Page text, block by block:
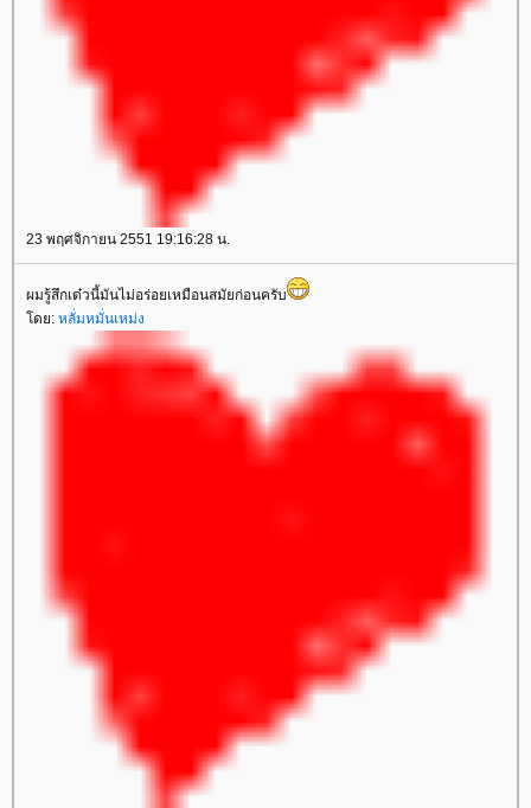
23 พฤศจิกายน 2551 19:16:28 น.
ผมรู้สึกเด๋วนี้มันไม่อร่อยเหมือนสมัยก่อนครับ
โดย: หลั่มหมั่นเหม่ง